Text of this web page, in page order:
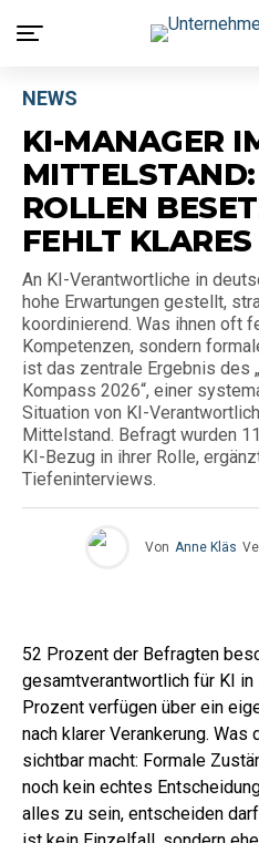
NEWS
KI-MANAGER
ROLLEN
FEHLT
An KI-Verantwortliche in
hohe Erwartungen gestellt,
koordinierend. Was ihnen oft
Kompetenzen, sondern
ist das zentrale Ergebnis des
Kompass 2026“, einer
Situation von KI-
Mittelstand. Befragt wurden
KI-Bezug in ihrer Rolle,
Tiefeninterviews.
Von Anne Kläs
52 Prozent der Befragten
gesamtverantwortlich für KI in
Prozent verfügen über ein
nach klarer Verankerung.
sichtbar macht: Formale
noch kein echtes
alles zu sein, entscheiden